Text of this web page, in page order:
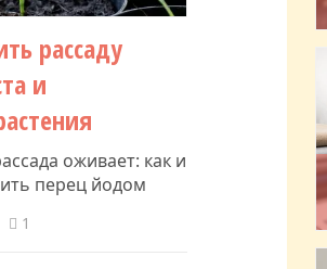
рассаду
и
оживает: как и
перец йодом
1